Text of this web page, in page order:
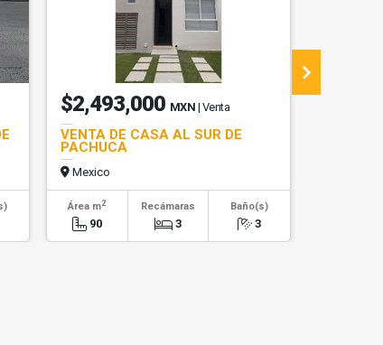
$2,493,000 MXN | Venta
VENTA DE CASA AL SUR DE
PACHUCA
Mexico
Área m2
90
Recámaras
3
Baño(s)
3